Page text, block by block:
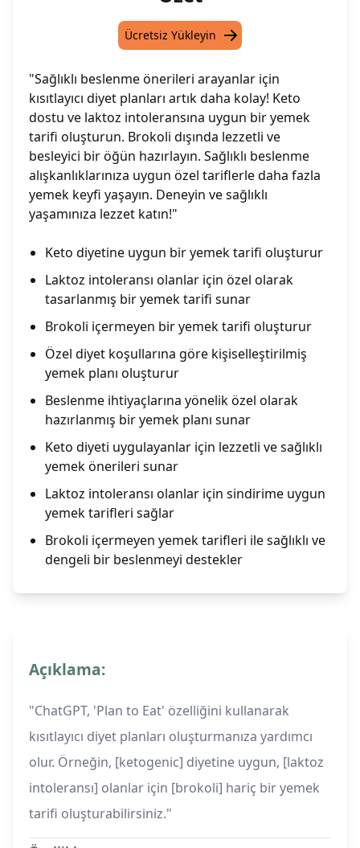
Ücretsiz Yükleyin
"Sağlıklı beslenme önerileri arayanlar için
kısıtlayıcı diyet planları artık daha kolay! Keto
dostu ve laktoz intoleransına uygun bir yemek
tarifi oluşturun. Brokoli dışında lezzetli ve
besleyici bir öğün hazırlayın. Sağlıklı beslenme
alışkanlıklarınıza uygun özel tariflerle daha fazla
yemek keyfi yaşayın. Deneyin ve sağlıklı
yaşamınıza lezzet katın!"
Keto diyetine uygun bir yemek tarifi oluşturur
Laktoz intoleransı olanlar için özel olarak
tasarlanmış bir yemek tarifi sunar
Brokoli içermeyen bir yemek tarifi oluşturur
Özel diyet koşullarına göre kişiselleştirilmiş
yemek planı oluşturur
Beslenme ihtiyaçlarına yönelik özel olarak
hazırlanmış bir yemek planı sunar
Keto diyeti uygulayanlar için lezzetli ve sağlıklı
yemek önerileri sunar
Laktoz intoleransı olanlar için sindirime uygun
yemek tarifleri sağlar
Brokoli içermeyen yemek tarifleri ile sağlıklı ve
dengeli bir beslenmeyi destekler
Açıklama:
"ChatGPT, 'Plan to Eat' özelliğini kullanarak
kısıtlayıcı diyet planları oluşturmanıza yardımcı
olur. Örneğin, [ketogenic] diyetine uygun, [laktoz
intoleransı] olanlar için [brokoli] hariç bir yemek
tarifi oluşturabilirsiniz."